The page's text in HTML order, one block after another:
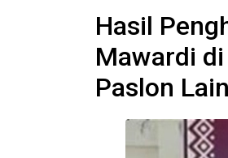
Hasil
Mawardi
Paslon Lain